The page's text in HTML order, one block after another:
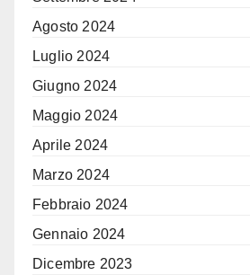
Agosto 2024
Luglio 2024
Giugno 2024
Maggio 2024
Aprile 2024
Marzo 2024
Febbraio 2024
Gennaio 2024
Dicembre 2023